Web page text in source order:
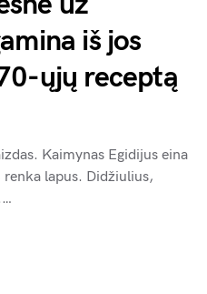
iš jos
ųjų receptą
Kaimynas Egidijus eina
lapus. Didžiulius,